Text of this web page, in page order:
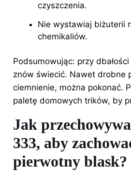
czyszczenia.
Nie wystawiaj biżuterii
chemikaliów.
Podsumowując: przy
znów świecić. Nawet drobne
ciemnienie, można pokonać.
paletę domowych trików, by
Jak
333, aby
pierwotny blask?